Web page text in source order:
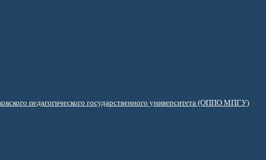
педагогического государственного университета (ОППО МПГУ)